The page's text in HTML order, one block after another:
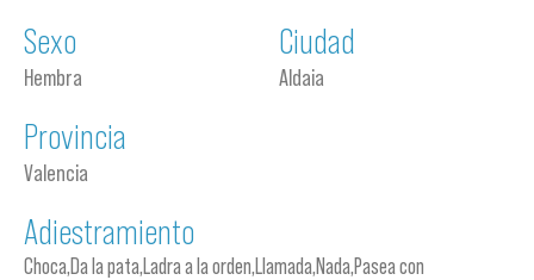
Sexo
Hembra
Ciudad
Aldaia
Provincia
Valencia
Adiestramiento
Choca,Da la pata,Ladra a la orden,Llamada,Nada,Pasea con